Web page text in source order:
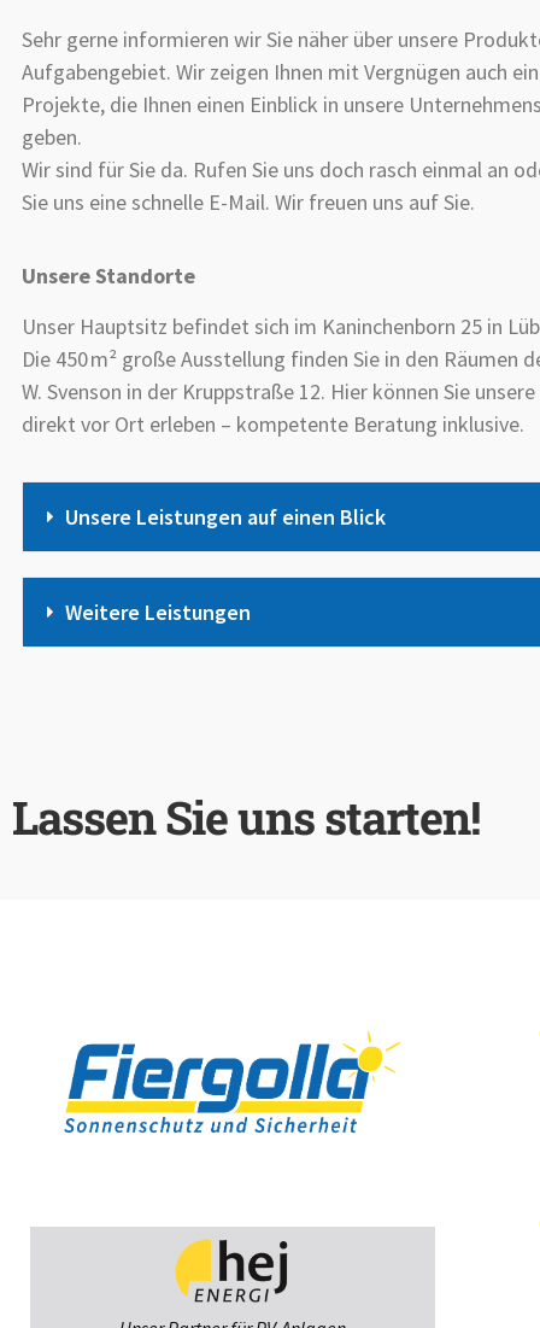
Sehr gerne informieren wir Sie näher über unsere
Aufgabengebiet. Wir zeigen Ihnen mit Vergnügen auch
Projekte, die Ihnen einen Einblick in unsere
geben.
Wir sind für Sie da. Rufen Sie uns doch rasch einmal an
Sie uns eine schnelle E-Mail. Wir freuen uns auf Sie.
Unsere Standorte
Unser Hauptsitz befindet sich im Kaninchenborn 25 in
Die 450 m² große Ausstellung finden Sie in den Räumen
W. Svenson in der Kruppstraße 12. Hier können Sie
direkt vor Ort erleben – kompetente Beratung inklusive.
Unsere Leistungen auf einen Blick
Weitere Leistungen
Lassen Sie uns starten!